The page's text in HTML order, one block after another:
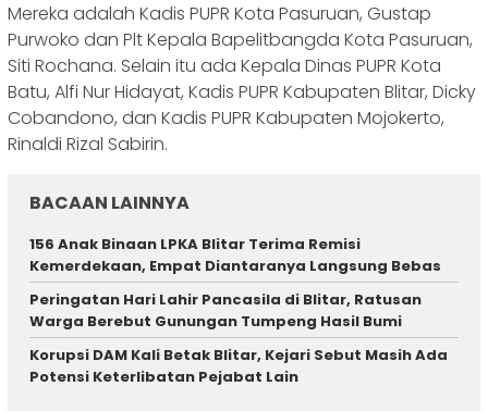
Mereka adalah Kadis PUPR Kota Pasuruan, Gustap
Purwoko dan Plt Kepala Bapelitbangda Kota Pasuruan,
Siti Rochana. Selain itu ada Kepala Dinas PUPR Kota
Batu, Alfi Nur Hidayat, Kadis PUPR Kabupaten Blitar, Dicky
Cobandono, dan Kadis PUPR Kabupaten Mojokerto,
Rinaldi Rizal Sabirin.
BACAAN LAINNYA
156 Anak Binaan LPKA Blitar Terima Remisi
Kemerdekaan, Empat Diantaranya Langsung Bebas
Peringatan Hari Lahir Pancasila di Blitar, Ratusan
Warga Berebut Gunungan Tumpeng Hasil Bumi
Korupsi DAM Kali Betak Blitar, Kejari Sebut Masih Ada
Potensi Keterlibatan Pejabat Lain